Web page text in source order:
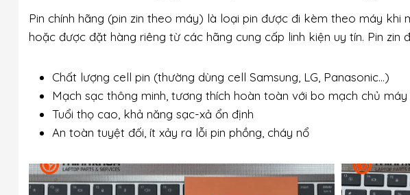
Pin chính hãng (pin zin theo máy) là loại pin được đi kèm theo máy khi
hoặc được đặt hàng riêng từ các hãng cung cấp linh kiện uy tín. Pin
Chất lượng cell pin (thường dùng cell Samsung, LG, Panasonic…)
Mạch sạc thông minh, tương thích hoàn toàn với bo mạch chủ máy
Tuổi thọ cao, khả năng sạc-xả ổn định
An toàn tuyệt đối, ít xảy ra lỗi pin phồng, cháy nổ